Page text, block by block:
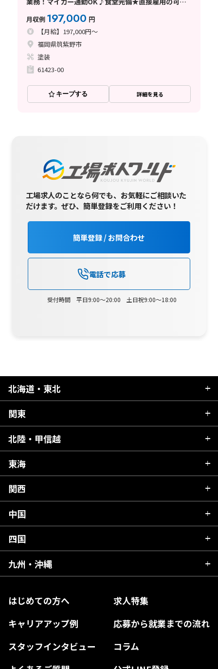
月収例 197,000 円
【月給】197,000円～
福岡県筑紫野市
塗装
61423-00
キープする 詳細を見る
工場求人のことなら何でも、お気軽にご相談いた
だけます。ぜひ、簡単登録をご利用ください！
簡単登録 / お問合わせ
電話で応募
受付時間 平日9:00～20:00 土日祝9:00～18:00
はじめての方へ
求人特集
キャリアアップ例
応募から就業までの流れ
スタッフインタビュー
コラム
北海道・東北
北海道
青森県
秋田県
岩手県
宮城県
福島県
関東
茨城県
栃木県
群馬県
千葉県
東京都
神奈川県
北陸・甲信越
新潟県
富山県
石川県
山梨県
長野県
東海
岐阜県
静岡県
愛知県
関西
滋賀県
京都府
大阪府
奈良県
和歌山県
中国
広島県
岡山県
島根県
山口県
四国
愛媛県
高知県
徳島県
九州・沖縄